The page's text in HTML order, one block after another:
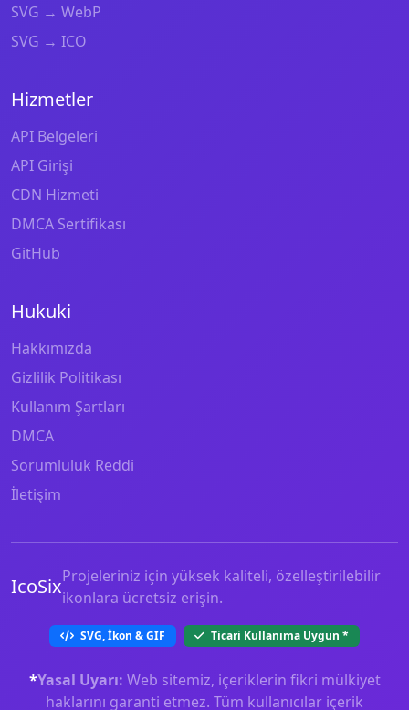
SVG → WebP
SVG → ICO
Hizmetler
API Belgeleri
API Girişi
CDN Hizmeti
DMCA Sertifikası
GitHub
Hukuki
Hakkımızda
Gizlilik Politikası
Kullanım Şartları
DMCA
Sorumluluk Reddi
İletişim
IcoSixProjeleriniz için yüksek kaliteli, özelleştirilebilir
ikonlara ücretsiz erişin.
SVG, İkon & GIF Ticari Kullanıma Uygun *
*Yasal Uyarı: Web sitemiz, içeriklerin fikri mülkiyet
haklarını garanti etmez. Tüm kullanıcılar içerik